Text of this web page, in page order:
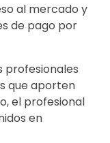
al mercado y
de pago por
profesionales
que aporten
el profesional
en